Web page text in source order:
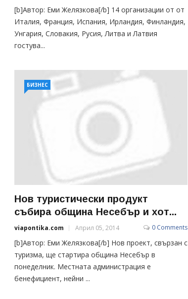
[b]Автор: Еми Желязкова[/b] 14 организации от от
Италия, Франция, Испания, Ирландия, Финландия,
Унгария, Словакия, Русия, Литва и Латвия
гостува...
БИЗНЕС
Нов туристически продукт
събира община Несебър и хот...
viapontika.com Април 05, 2014 0 Comments
[b]Автор: Еми Желязкова[/b] Нов проект, свързан с
туризма, ще стартира община Несебър в
понеделник. Местната администрация е
бенефициент, нейни ...